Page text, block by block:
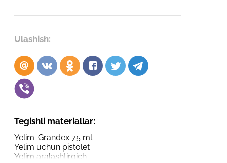
Ulashish:
Tegishli materiallar:
Yelim: Grandex 75 ml
Yelim uchun pistolet
Yelim aralashtirgich
Robot emasligingizni tasdiqlang